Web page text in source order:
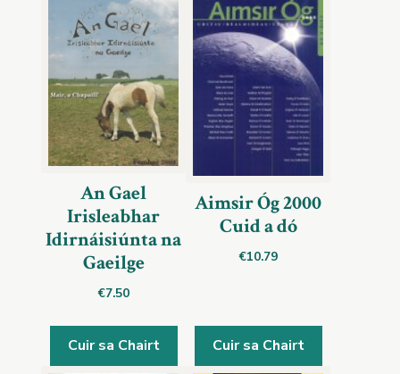
An Gael
Irisleabhar
Idirnáisiúnta na
Gaeilge
€7.50
Cuir sa Chairt
Aimsir Óg 2000
Cuid a dó
€10.79
Cuir sa Chairt